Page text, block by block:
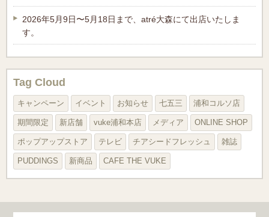
2026年5月9日〜5月18日まで、atré大森にて出店いたしま
す。
Tag Cloud
キャンペーン イベント お知らせ 七五三 浦和コルソ店
期間限定 新店舗 vuke浦和本店 メディア ONLINE SHOP
ポップアップストア テレビ チアシードフレッシュ 雑誌
PUDDINGS 新商品 CAFE THE VUKE